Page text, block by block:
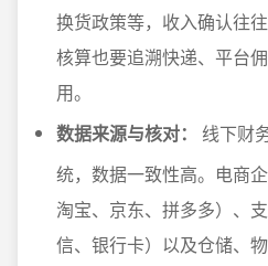
换货政策等，收入确认往
核算也要追溯快递、平台
用。
数据来源与核对：
线下财
统，数据一致性高。电商
淘宝、京东、拼多多）、
信、银行卡）以及仓储、